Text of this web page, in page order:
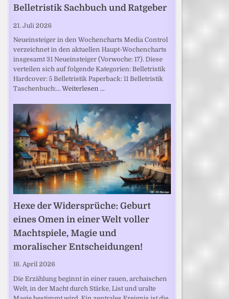
Belletristik Sachbuch und Ratgeber
21. Juli 2026
Neueinsteiger in den Wochencharts Media Control
verzeichnet in den aktuellen Haupt-Wochencharts
insgesamt 31 Neueinsteiger (Vorwoche: 17). Diese
verteilen sich auf folgende Kategorien: Belletristik
Hardcover: 5 Belletristik Paperback: 11 Belletristik
Taschenbuch:… Weiterlesen …
Hexe der Widersprüche: Geburt
eines Omen in einer Welt voller
Machtspiele, Magie und
moralischer Entscheidungen!
16. April 2026
Die Erzählung beginnt in einer rauen, archaischen
Welt, in der Macht durch Stärke, List und uralte